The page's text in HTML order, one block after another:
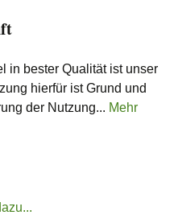
in bester Qualität ist unser
hierfür ist Grund und
der Nutzung... Mehr